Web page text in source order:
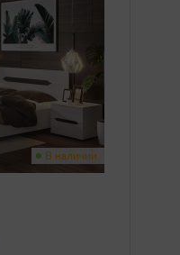
В наличии